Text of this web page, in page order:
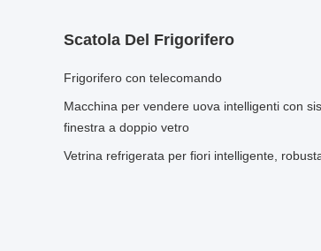
Scatola Del Frigorifero
Frigorifero con telecomando
Macchina per vendere uova intelligenti con
finestra a doppio vetro
Vetrina refrigerata per fiori intelligente,